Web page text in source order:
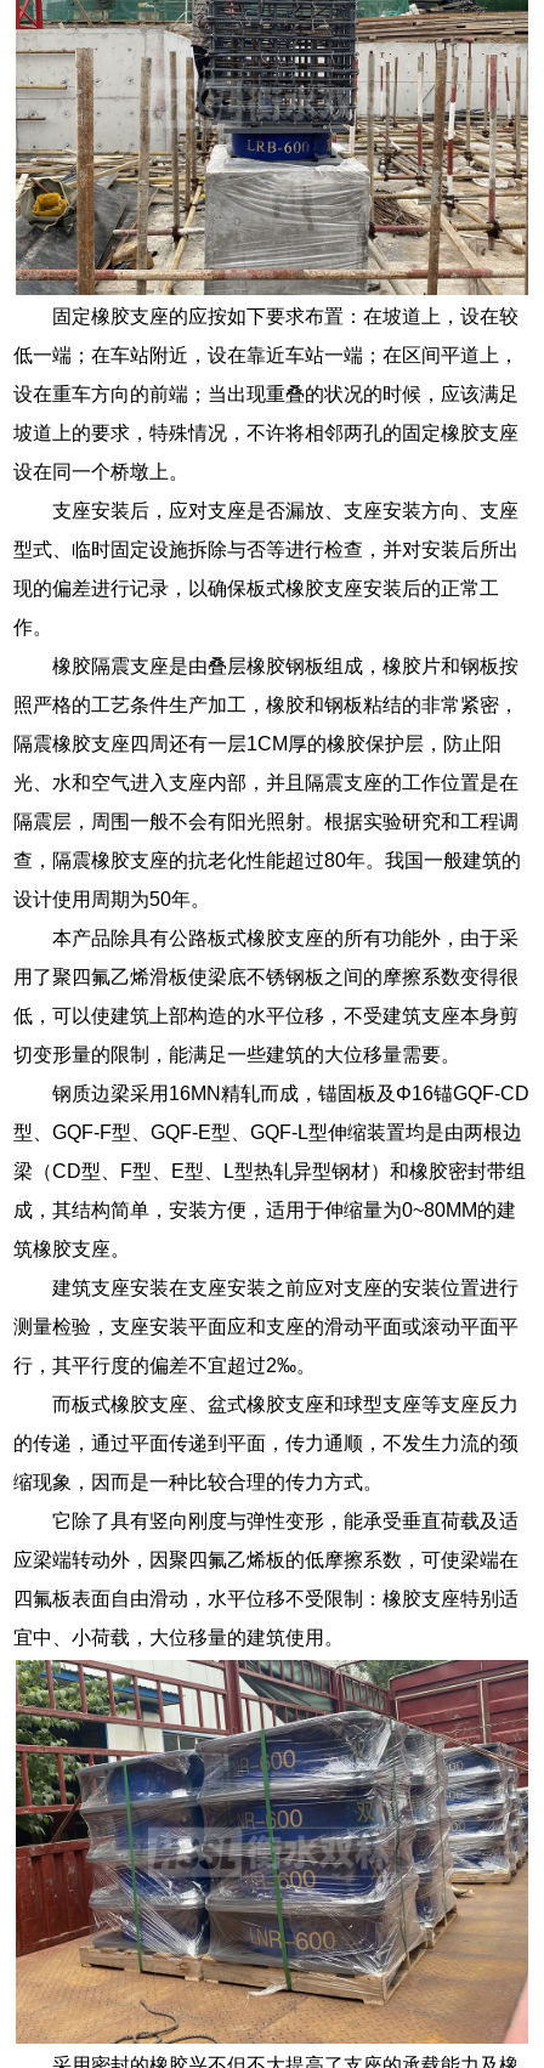
固定橡胶支座的应按如下要求布置：在坡道上，设在较
低一端；在车站附近，设在靠近车站一端；在区间平道上，
设在重车方向的前端；当出现重叠的状况的时候，应该满足
坡道上的要求，特殊情况，不许将相邻两孔的固定橡胶支座
设在同一个桥墩上。
支座安装后，应对支座是否漏放、支座安装方向、支座
型式、临时固定设施拆除与否等进行检查，并对安装后所出
现的偏差进行记录，以确保板式橡胶支座安装后的正常工
作。
橡胶隔震支座是由叠层橡胶钢板组成，橡胶片和钢板按
照严格的工艺条件生产加工，橡胶和钢板粘结的非常紧密，
隔震橡胶支座四周还有一层1CM厚的橡胶保护层，防止阳
光、水和空气进入支座内部，并且隔震支座的工作位置是在
隔震层，周围一般不会有阳光照射。根据实验研究和工程调
查，隔震橡胶支座的抗老化性能超过80年。我国一般建筑的
设计使用周期为50年。
本产品除具有公路板式橡胶支座的所有功能外，由于采
用了聚四氟乙烯滑板使梁底不锈钢板之间的摩擦系数变得很
低，可以使建筑上部构造的水平位移，不受建筑支座本身剪
切变形量的限制，能满足一些建筑的大位移量需要。
钢质边梁采用16MN精轧而成，锚固板及Φ16锚GQF-CD
型、GQF-F型、GQF-E型、GQF-L型伸缩装置均是由两根边
梁（CD型、F型、E型、L型热轧异型钢材）和橡胶密封带组
成，其结构简单，安装方便，适用于伸缩量为0~80MM的建
筑橡胶支座。
建筑支座安装在支座安装之前应对支座的安装位置进行
测量检验，支座安装平面应和支座的滑动平面或滚动平面平
行，其平行度的偏差不宜超过2‰。
而板式橡胶支座、盆式橡胶支座和球型支座等支座反力
的传递，通过平面传递到平面，传力通顺，不发生力流的颈
缩现象，因而是一种比较合理的传力方式。
它除了具有竖向刚度与弹性变形，能承受垂直荷载及适
应梁端转动外，因聚四氟乙烯板的低摩擦系数，可使梁端在
四氟板表面自由滑动，水平位移不受限制：橡胶支座特别适
宜中、小荷载，大位移量的建筑使用。